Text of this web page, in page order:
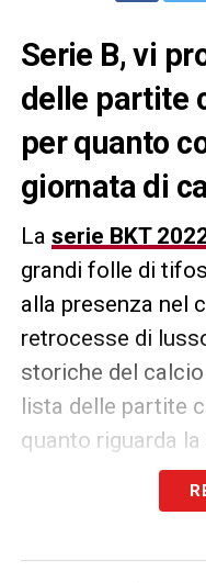
Serie B, vi
delle partite
per quanto
giornata di
La serie BKT
grandi folle di
alla presenza nel
retrocesse di
storiche del
lista delle partite
quanto riguarda
PianetaSerieB.I